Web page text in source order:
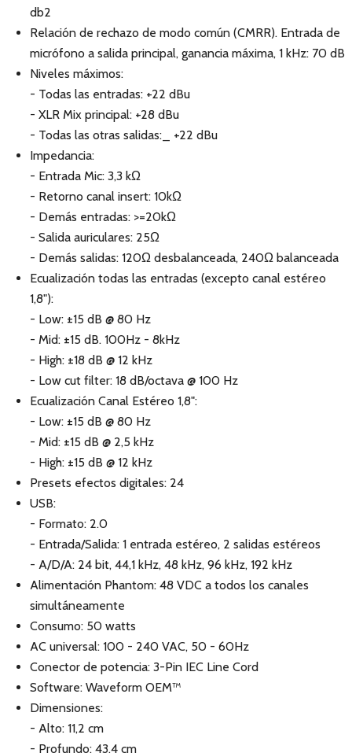
db2
Relación de rechazo de modo común (CMRR). Entrada de
micrófono a salida principal, ganancia máxima, 1 kHz: 70 dB
Niveles máximos:
- Todas las entradas: +22 dBu
- XLR Mix principal: +28 dBu
- Todas las otras salidas:_ +22 dBu
Impedancia:
- Entrada Mic: 3,3 kΩ
- Retorno canal insert: 10kΩ
- Demás entradas: >=20kΩ
- Salida auriculares: 25Ω
- Demás salidas: 120Ω desbalanceada, 240Ω balanceada
Ecualización todas las entradas (excepto canal estéreo
1,8"):
- Low: ±15 dB @ 80 Hz
- Mid: ±15 dB. 100Hz - 8kHz
- High: ±18 dB @ 12 kHz
- Low cut filter: 18 dB/octava @ 100 Hz
Ecualización Canal Estéreo 1,8":
- Low: ±15 dB @ 80 Hz
- Mid: ±15 dB @ 2,5 kHz
- High: ±15 dB @ 12 kHz
Presets efectos digitales: 24
USB:
- Formato: 2.0
- Entrada/Salida: 1 entrada estéreo, 2 salidas estéreos
- A/D/A: 24 bit, 44,1 kHz, 48 kHz, 96 kHz, 192 kHz
Alimentación Phantom: 48 VDC a todos los canales
simultáneamente
Consumo: 50 watts
AC universal: 100 - 240 VAC, 50 - 60Hz
Conector de potencia: 3-Pin IEC Line Cord
Software: Waveform OEM™
Dimensiones:
- Alto: 11,2 cm
- Profundo: 43,4 cm